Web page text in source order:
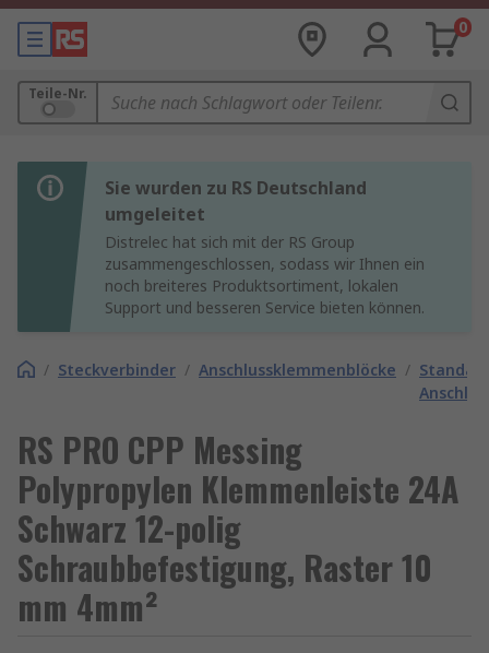
0
Teile-Nr.
Sie wurden zu RS Deutschland
umgeleitet
Distrelec hat sich mit der RS Group
zusammengeschlossen, sodass wir Ihnen ein
noch breiteres Produktsortiment, lokalen
Support und besseren Service bieten können.
/ Steckverbinder / Anschlussklemmenblöcke /
RS PRO CPP Messing
Polypropylen Klemmenleiste 24A
Schwarz 12-polig
Schraubbefestigung, Raster 10
mm 4mm²